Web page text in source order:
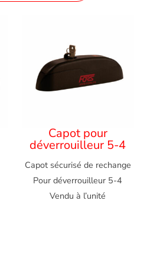
Capot pour
déverrouilleur 5-4
Capot sécurisé de rechange
Pour déverrouilleur 5-4
Vendu à l’unité